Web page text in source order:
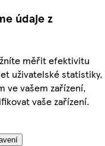
údaje z
měřit efektivitu
uživatelské statistiky,
ve vašem zařízení,
vaše zařízení.